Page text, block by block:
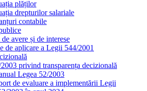
plăților
drepturilor salariale
contabile
avere și de interese
de aplicare a Legii 544/2001
privind transparența decizională
Legea 52/2003
de evaluare a implementării Legii